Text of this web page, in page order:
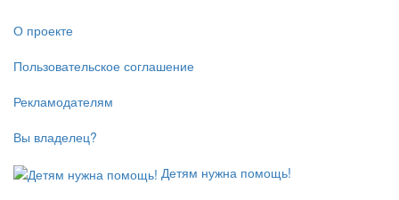
О проекте
Пользовательское соглашение
Рекламодателям
Вы владелец?
Детям нужна помощь!